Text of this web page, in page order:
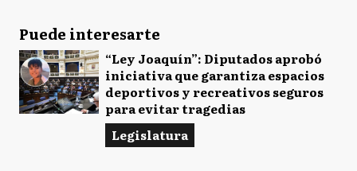
Puede interesarte
“Ley Joaquín”: Diputados aprobó
iniciativa que garantiza espacios
deportivos y recreativos seguros
para evitar tragedias
Legislatura